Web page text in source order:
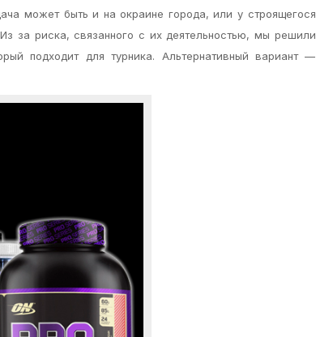
может быть и на окраине города, или у строящегося
за риска, связанного с их деятельностью, мы решили
подходит для турника. Альтернативный вариант —